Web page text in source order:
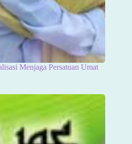
Menjaga Persatuan Umat